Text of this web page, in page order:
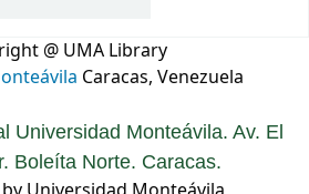
@ UMA Library
Caracas, Venezuela
Universidad Monteávila. Av. El
Boleíta Norte. Caracas.